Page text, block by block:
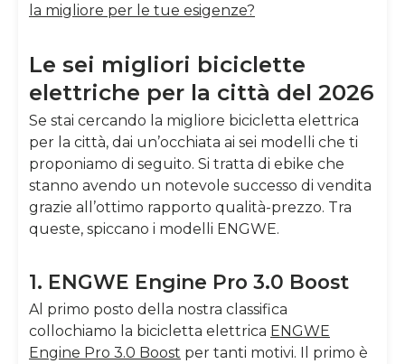
la migliore per le tue esigenze?
Le sei migliori biciclette
elettriche per la città del 2026
Se stai cercando la migliore bicicletta elettrica
per la città, dai un’occhiata ai sei modelli che ti
proponiamo di seguito. Si tratta di ebike che
stanno avendo un notevole successo di vendita
grazie all’ottimo rapporto qualità-prezzo. Tra
queste, spiccano i modelli ENGWE.
1. ENGWE Engine Pro 3.0 Boost
Al primo posto della nostra classifica
collochiamo la bicicletta elettrica ENGWE
Engine Pro 3.0 Boost per tanti motivi. Il primo è